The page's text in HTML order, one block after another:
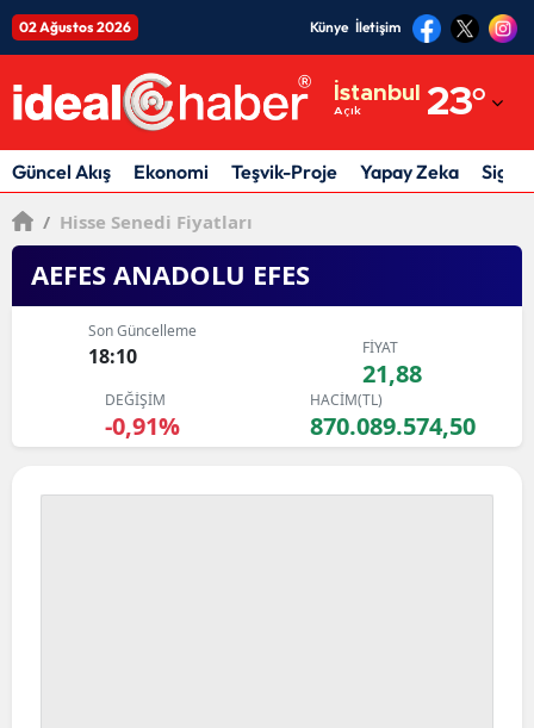
02 Ağustos 2026 Künye İletişim
İstanbul
Açık 23°
Adıyaman
Afyonkarahisar
Antalya
Artvin
Güncel Akış Ekonomi Teşvik-Proje Yapay Zeka
/ Hisse Senedi Fiyatları
AEFES ANADOLU EFES
Son Güncelleme
18:10 FİYAT
21,88
DEĞİŞİM
-0,91%
HACİM(TL)
870.089.574,50